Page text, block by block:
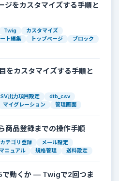
ジをカスタマイズする手順と
Twig
カスタマイズ
ト編集 トップページ
ブロック
をカスタマイズする手順と
出力項目設定
dtb_csv
マイグレーション 管理画面
商品登録までの操作手順
カテゴリ登録
メール設定
ニュアル 規格管理 送料設定
で動くか — Twigで2回つま